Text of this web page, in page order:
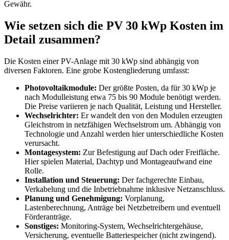
Gewähr.
Wie setzen sich die PV 30 kWp Kosten im
Detail zusammen?
Die Kosten einer PV-Anlage mit 30 kWp sind abhängig von
diversen Faktoren. Eine grobe Kostengliederung umfasst:
Photovoltaikmodule: Der größte Posten, da für 30 kWp je
nach Modulleistung etwa 75 bis 90 Module benötigt werden.
Die Preise variieren je nach Qualität, Leistung und Hersteller.
Wechselrichter: Er wandelt den von den Modulen erzeugten
Gleichstrom in netzfähigen Wechselstrom um. Abhängig von
Technologie und Anzahl werden hier unterschiedliche Kosten
verursacht.
Montagesystem: Zur Befestigung auf Dach oder Freifläche.
Hier spielen Material, Dachtyp und Montageaufwand eine
Rolle.
Installation und Steuerung: Der fachgerechte Einbau,
Verkabelung und die Inbetriebnahme inklusive Netzanschluss.
Planung und Genehmigung: Vorplanung,
Lastenberechnung, Anträge bei Netzbetreibern und eventuell
Förderanträge.
Sonstiges: Monitoring-System, Wechselrichtergehäuse,
Versicherung, eventuelle Batteriespeicher (nicht zwingend).